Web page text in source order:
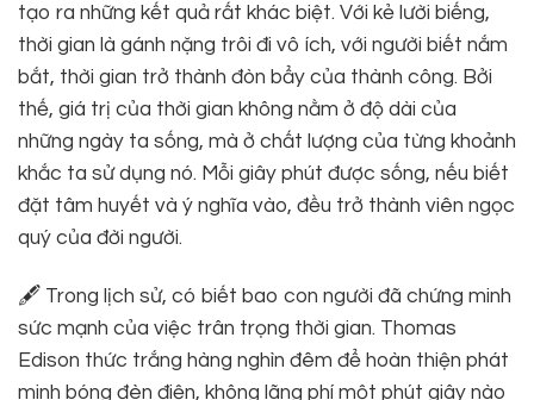
tạo ra những kết quả rất khác biệt. Với kẻ lười biếng,
thời gian là gánh nặng trôi đi vô ích, với người biết nắm
bắt, thời gian trở thành đòn bẩy của thành công. Bởi
thế, giá trị của thời gian không nằm ở độ dài của
những ngày ta sống, mà ở chất lượng của từng khoảnh
khắc ta sử dụng nó. Mỗi giây phút được sống, nếu biết
đặt tâm huyết và ý nghĩa vào, đều trở thành viên ngọc
quý của đời người.
🖋 Trong lịch sử, có biết bao con người đã chứng minh
sức mạnh của việc trân trọng thời gian. Thomas
Edison thức trắng hàng nghìn đêm để hoàn thiện phát
minh bóng đèn điện, không lãng phí một phút giây nào